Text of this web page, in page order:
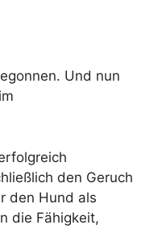
Und nun
den Geruch
den Hund als
die Fähigkeit,